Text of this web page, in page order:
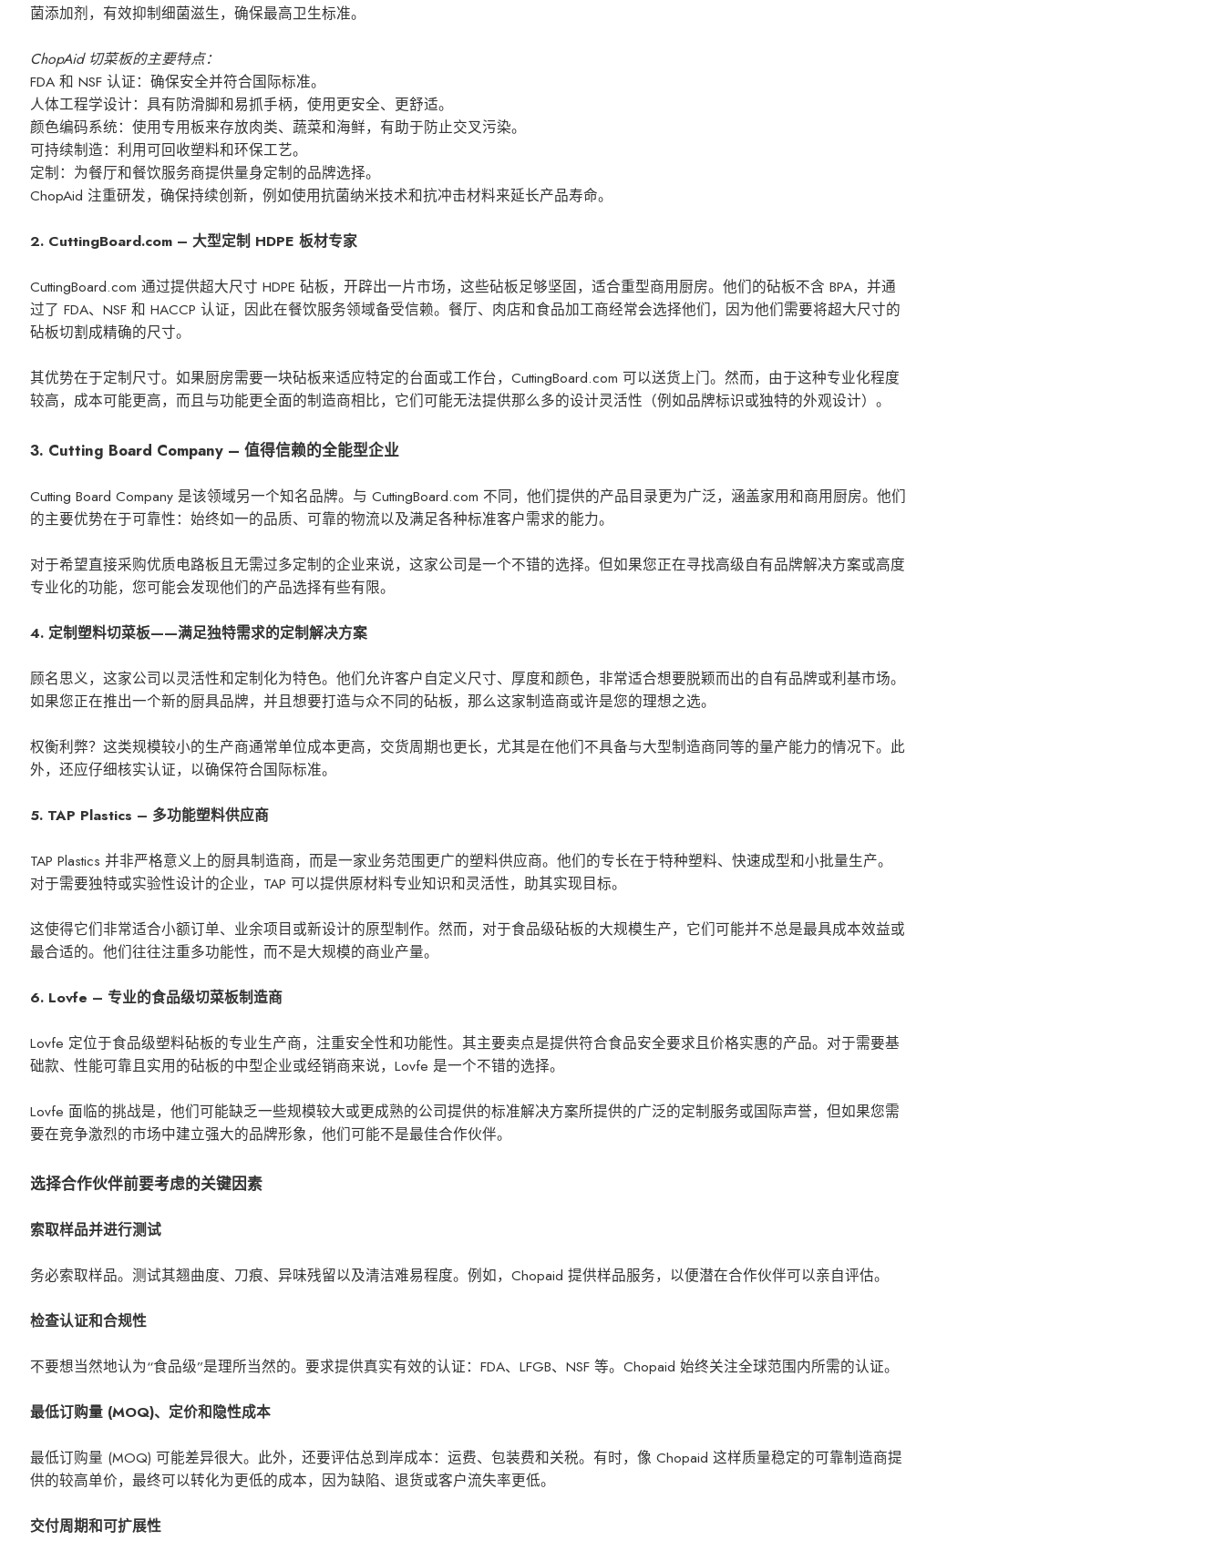
菌添加剂，有效抑制细菌滋生，确保最高卫生标准。
ChopAid 切菜板的主要特点：
FDA 和 NSF 认证：确保安全并符合国际标准。
人体工程学设计：具有防滑脚和易抓手柄，使用更安全、更舒适。
颜色编码系统：使用专用板来存放肉类、蔬菜和海鲜，有助于防止交叉污染。
可持续制造：利用可回收塑料和环保工艺。
定制：为餐厅和餐饮服务商提供量身定制的品牌选择。
ChopAid 注重研发，确保持续创新，例如使用抗菌纳米技术和抗冲击材料来延长产品寿命。
2. CuttingBoard.com – 大型定制 HDPE 板材专家
CuttingBoard.com 通过提供超大尺寸 HDPE 砧板，开辟出一片市场，这些砧板足够坚固，适合重型商用厨房。他们的砧板不含 BPA，并通
过了 FDA、NSF 和 HACCP 认证，因此在餐饮服务领域备受信赖。餐厅、肉店和食品加工商经常会选择他们，因为他们需要将超大尺寸的
砧板切割成精确的尺寸。
其优势在于定制尺寸。如果厨房需要一块砧板来适应特定的台面或工作台，CuttingBoard.com 可以送货上门。然而，由于这种专业化程度
较高，成本可能更高，而且与功能更全面的制造商相比，它们可能无法提供那么多的设计灵活性（例如品牌标识或独特的外观设计）。
3. Cutting Board Company – 值得信赖的全能型企业
Cutting Board Company 是该领域另一个知名品牌。与 CuttingBoard.com 不同，他们提供的产品目录更为广泛，涵盖家用和商用厨房。他们
的主要优势在于可靠性：始终如一的品质、可靠的物流以及满足各种标准客户需求的能力。
对于希望直接采购优质电路板且无需过多定制的企业来说，这家公司是一个不错的选择。但如果您正在寻找高级自有品牌解决方案或高度
专业化的功能，您可能会发现他们的产品选择有些有限。
4. 定制塑料切菜板——满足独特需求的定制解决方案
顾名思义，这家公司以灵活性和定制化为特色。他们允许客户自定义尺寸、厚度和颜色，非常适合想要脱颖而出的自有品牌或利基市场。
如果您正在推出一个新的厨具品牌，并且想要打造与众不同的砧板，那么这家制造商或许是您的理想之选。
权衡利弊？这类规模较小的生产商通常单位成本更高，交货周期也更长，尤其是在他们不具备与大型制造商同等的量产能力的情况下。此
外，还应仔细核实认证，以确保符合国际标准。
5. TAP Plastics – 多功能塑料供应商
TAP Plastics 并非严格意义上的厨具制造商，而是一家业务范围更广的塑料供应商。他们的专长在于特种塑料、快速成型和小批量生产。
对于需要独特或实验性设计的企业，TAP 可以提供原材料专业知识和灵活性，助其实现目标。
这使得它们非常适合小额订单、业余项目或新设计的原型制作。然而，对于食品级砧板的大规模生产，它们可能并不总是最具成本效益或
最合适的。他们往往注重多功能性，而不是大规模的商业产量。
6. Lovfe – 专业的食品级切菜板制造商
Lovfe 定位于食品级塑料砧板的专业生产商，注重安全性和功能性。其主要卖点是提供符合食品安全要求且价格实惠的产品。对于需要基
础款、性能可靠且实用的砧板的中型企业或经销商来说，Lovfe 是一个不错的选择。
Lovfe 面临的挑战是，他们可能缺乏一些规模较大或更成熟的公司提供的标准解决方案所提供的广泛的定制服务或国际声誉，但如果您需
要在竞争激烈的市场中建立强大的品牌形象，他们可能不是最佳合作伙伴。
选择合作伙伴前要考虑的关键因素
索取样品并进行测试
务必索取样品。测试其翘曲度、刀痕、异味残留以及清洁难易程度。例如，Chopaid 提供样品服务，以便潜在合作伙伴可以亲自评估。
检查认证和合规性
不要想当然地认为“食品级”是理所当然的。要求提供真实有效的认证：FDA、LFGB、NSF 等。Chopaid 始终关注全球范围内所需的认证。
最低订购量 (MOQ)、定价和隐性成本
最低订购量 (MOQ) 可能差异很大。此外，还要评估总到岸成本：运费、包装费和关税。有时，像 Chopaid 这样质量稳定的可靠制造商提
供的较高单价，最终可以转化为更低的成本，因为缺陷、退货或客户流失率更低。
交付周期和可扩展性